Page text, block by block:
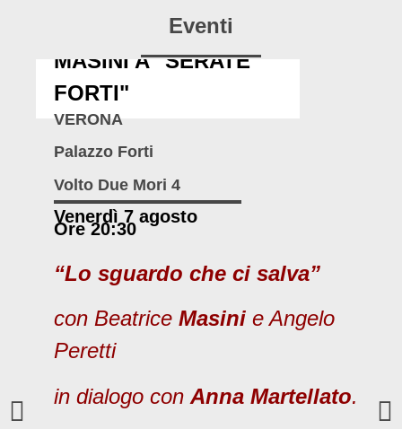
Eventi
MASINI A "SERATE
FORTI"
VERONA
Palazzo Forti
Volto Due Mori 4
Venerdì 7 agosto
Ore 20:30
“Lo sguardo che ci salva”
con Beatrice Masini e Angelo
Peretti
in dialogo con Anna Martellato.